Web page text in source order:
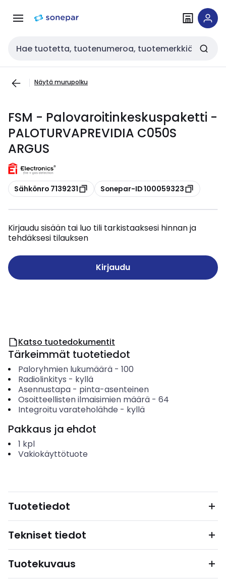
navigointiinsisältöön
Haku
Näytä murupolku
FSM - Palovaroitinkeskuspaketti -
PALOTURVAPREVIDIA C050S
ARGUS
Kopioi
Sähkönro 7139231 Kopioi
Sonepar-ID 100059323
Kirjaudu sisään tai luo tili tarkistaaksesi hinnan ja
tehdäksesi tilauksen
Kirjaudu
Katso tuotedokumentit
Tärkeimmät tuotetiedot
Paloryhmien lukumäärä- 100
Radiolinkitys - kyllä
Asennustapa- pinta-asenteinen
Osoitteellisten ilmaisimien määrä- 64
Integroitu varateholähde - kyllä
Pakkaus ja ehdot
1 kpl
Vakiokäyttötuote
Tuotetiedot
Tekniset tiedot
Tuotekuvaus